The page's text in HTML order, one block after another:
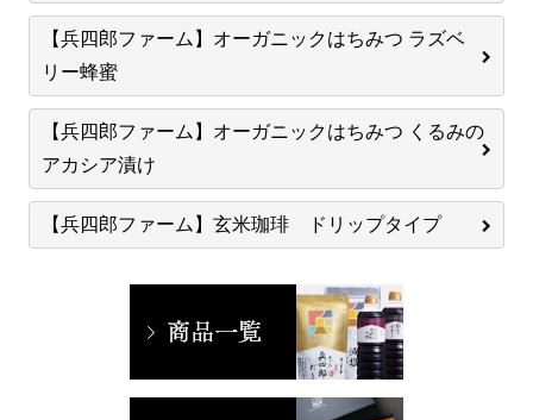
【兵四郎ファーム】オーガニックはちみつ ラズベ
リー蜂蜜
【兵四郎ファーム】オーガニックはちみつ くるみの
アカシア漬け
【兵四郎ファーム】玄米珈琲 ドリップタイプ